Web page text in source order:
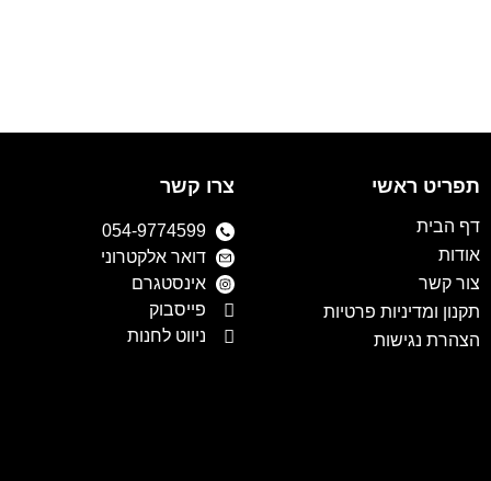
תפריט ראשי
דף הבית
אודות
צור קשר
תקנון ומדיניות פרטיות
הצהרת נגישות
צרו קשר
054-9774599
דואר אלקטרוני
אינסטגרם
פייסבוק
ניווט לחנות